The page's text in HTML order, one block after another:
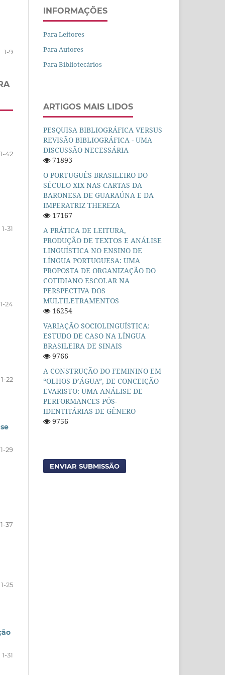
1-9
1-42
1-31
1-24
1-22
1-29
1-37
1-25
1-31
INFORMAÇÕES
Para Leitores
Para Autores
Para Bibliotecários
ARTIGOS MAIS LIDOS
PESQUISA BIBLIOGRÁFICA VERSUS
REVISÃO BIBLIOGRÁFICA - UMA
DISCUSSÃO NECESSÁRIA
71893
O PORTUGUÊS BRASILEIRO DO
SÉCULO XIX NAS CARTAS DA
BARONESA DE GUARAÚNA E DA
IMPERATRIZ THEREZA
17167
A PRÁTICA DE LEITURA,
PRODUÇÃO DE TEXTOS E ANÁLISE
LINGUÍSTICA NO ENSINO DE
LÍNGUA PORTUGUESA: UMA
PROPOSTA DE ORGANIZAÇÃO DO
COTIDIANO ESCOLAR NA
PERSPECTIVA DOS
MULTILETRAMENTOS
16254
VARIAÇÃO SOCIOLINGUÍSTICA:
ESTUDO DE CASO NA LÍNGUA
BRASILEIRA DE SINAIS
9766
A CONSTRUÇÃO DO FEMININO EM
“OLHOS D’ÁGUA”, DE CONCEIÇÃO
EVARISTO: UMA ANÁLISE DE
PERFORMANCES PÓS-
IDENTITÁRIAS DE GÊNERO
9756
ENVIAR SUBMISSÃO